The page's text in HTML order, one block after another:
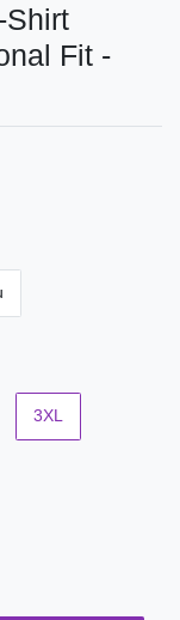
Shirt
Fit -
3XL